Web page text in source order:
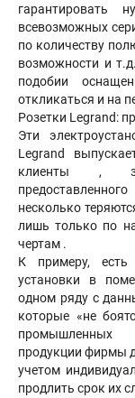
гарантировать
всевозможных
по количеству
возможности и
подобии
откликаться и на
Розетки Legrand:
Эти
Legrand
клиенты ,
несколько
лишь только по
чертам .
К примеру, есть
установки в
одном ряду с
которые «не
промышленных
продукции фирмы
учетом
продлить срок их